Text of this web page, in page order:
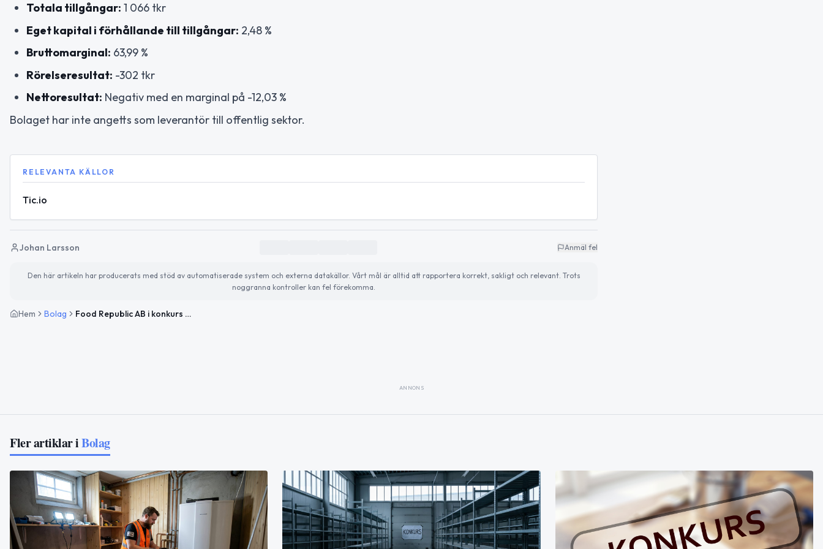
Totala tillgångar: 1 066 tkr
Eget kapital i förhållande till tillgångar: 2,48 %
Bruttomarginal: 63,99 %
Rörelseresultat: -302 tkr
Nettoresultat: Negativ med en marginal på -12,03 %
Bolaget har inte angetts som leverantör till offentlig sektor.
RELEVANTA KÄLLOR
Tic.io
Johan Larsson Anmäl fel
Den här artikeln har producerats med stöd av automatiserade system och externa datakällor. Vårt mål är alltid att rapportera korrekt, sakligt och relevant. Trots
noggranna kontroller kan fel förekomma.
Hem Bolag Food Republic AB i konkurs med restaurangverksamhet
ANNONS
Fler artiklar iBolag